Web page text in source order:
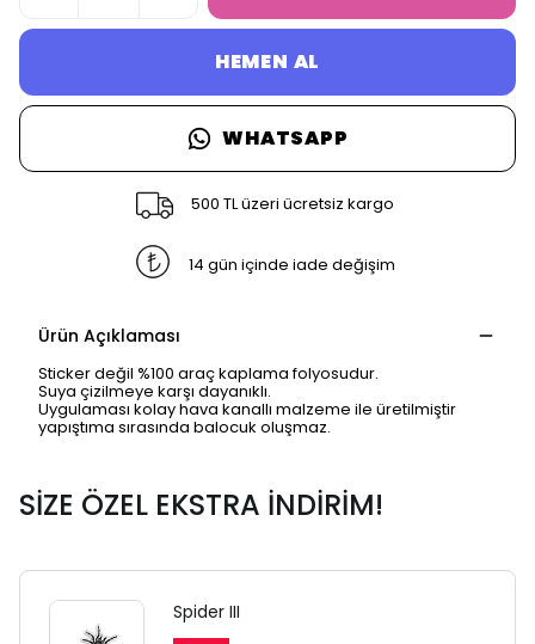
HEMEN AL
WHATSAPP
500 TL üzeri ücretsiz kargo
14 gün içinde iade değişim
Ürün Açıklaması
Sticker değil %100 araç kaplama folyosudur.
Suya çizilmeye karşı dayanıklı.
Uygulaması kolay hava kanallı malzeme ile üretilmiştir
yapıştıma sırasında balocuk oluşmaz.
SİZE ÖZEL EKSTRA İNDİRİM!
Spider III